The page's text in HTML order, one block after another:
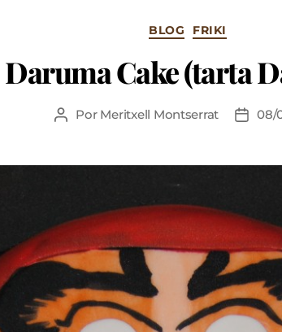
BLOG FRIKI
Daruma Cake (tarta
Por Meritxell Montserrat 08/